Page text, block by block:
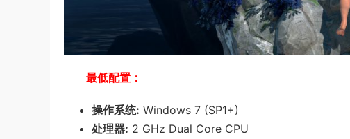
最低配置：
操作系统: Windows 7 (SP1+)
处理器: 2 GHz Dual Core CPU